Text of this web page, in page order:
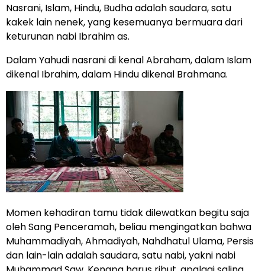
Nasrani, Islam, Hindu, Budha adalah saudara, satu
kakek lain nenek, yang kesemuanya bermuara dari
keturunan nabi Ibrahim as.
Dalam Yahudi nasrani di kenal Abraham, dalam Islam
dikenal Ibrahim, dalam Hindu dikenal Brahmana.
Momen kehadiran tamu tidak dilewatkan begitu saja
oleh Sang Penceramah, beliau mengingatkan bahwa
Muhammadiyah, Ahmadiyah, Nahdhatul Ulama, Persis
dan lain-lain adalah saudara, satu nabi, yakni nabi